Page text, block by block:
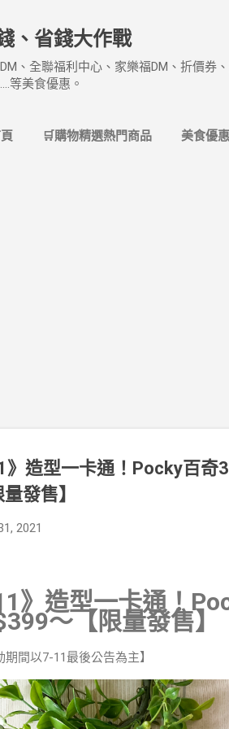
、省錢大作戰
、全聯福利中心、家樂福DM、折價券
等美食優惠。
🛒購物精選熱門商品 美食優惠
》造型一卡通！Pocky百奇
量發售】
2021
》造型一卡通！
～【限量發售】
期間以7-11最後公告為主】